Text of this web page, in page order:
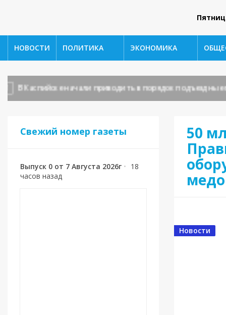
НОВОСТИ ПОЛИТИКА ЭКОНОМИКА
В Каспийске начали приводить в порядок подъездные
Свежий номер газеты
Выпуск 0 от 7 Августа 2026г • 18
часов назад
50
Новости